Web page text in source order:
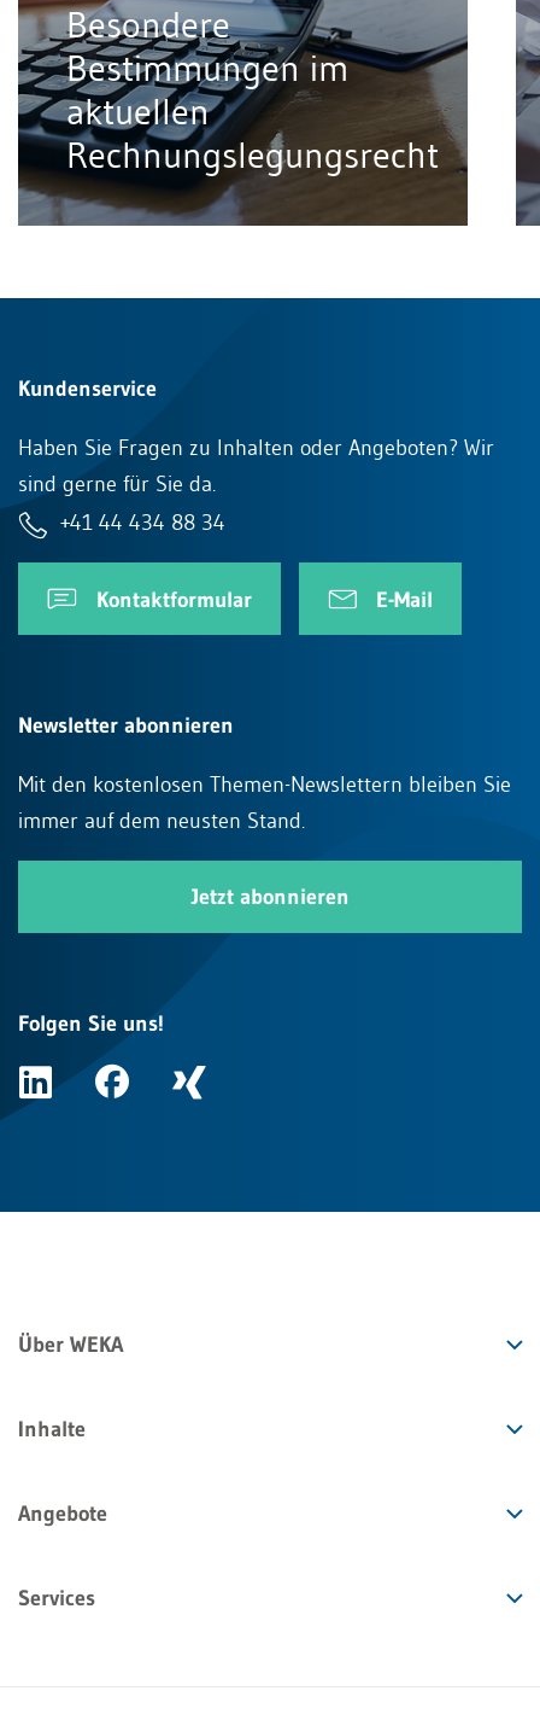
Besondere
Bestimmungen im
aktuellen
Rechnungslegungsrecht
Kundenservice
Haben Sie Fragen zu Inhalten oder Angeboten? Wir
sind gerne für Sie da.
+41 44 434 88 34
Kontaktformular E-Mail
Newsletter abonnieren
Mit den kostenlosen Themen-Newslettern bleiben Sie
immer auf dem neusten Stand.
Jetzt abonnieren
Folgen Sie uns!
Über WEKA
Inhalte
Angebote
Services